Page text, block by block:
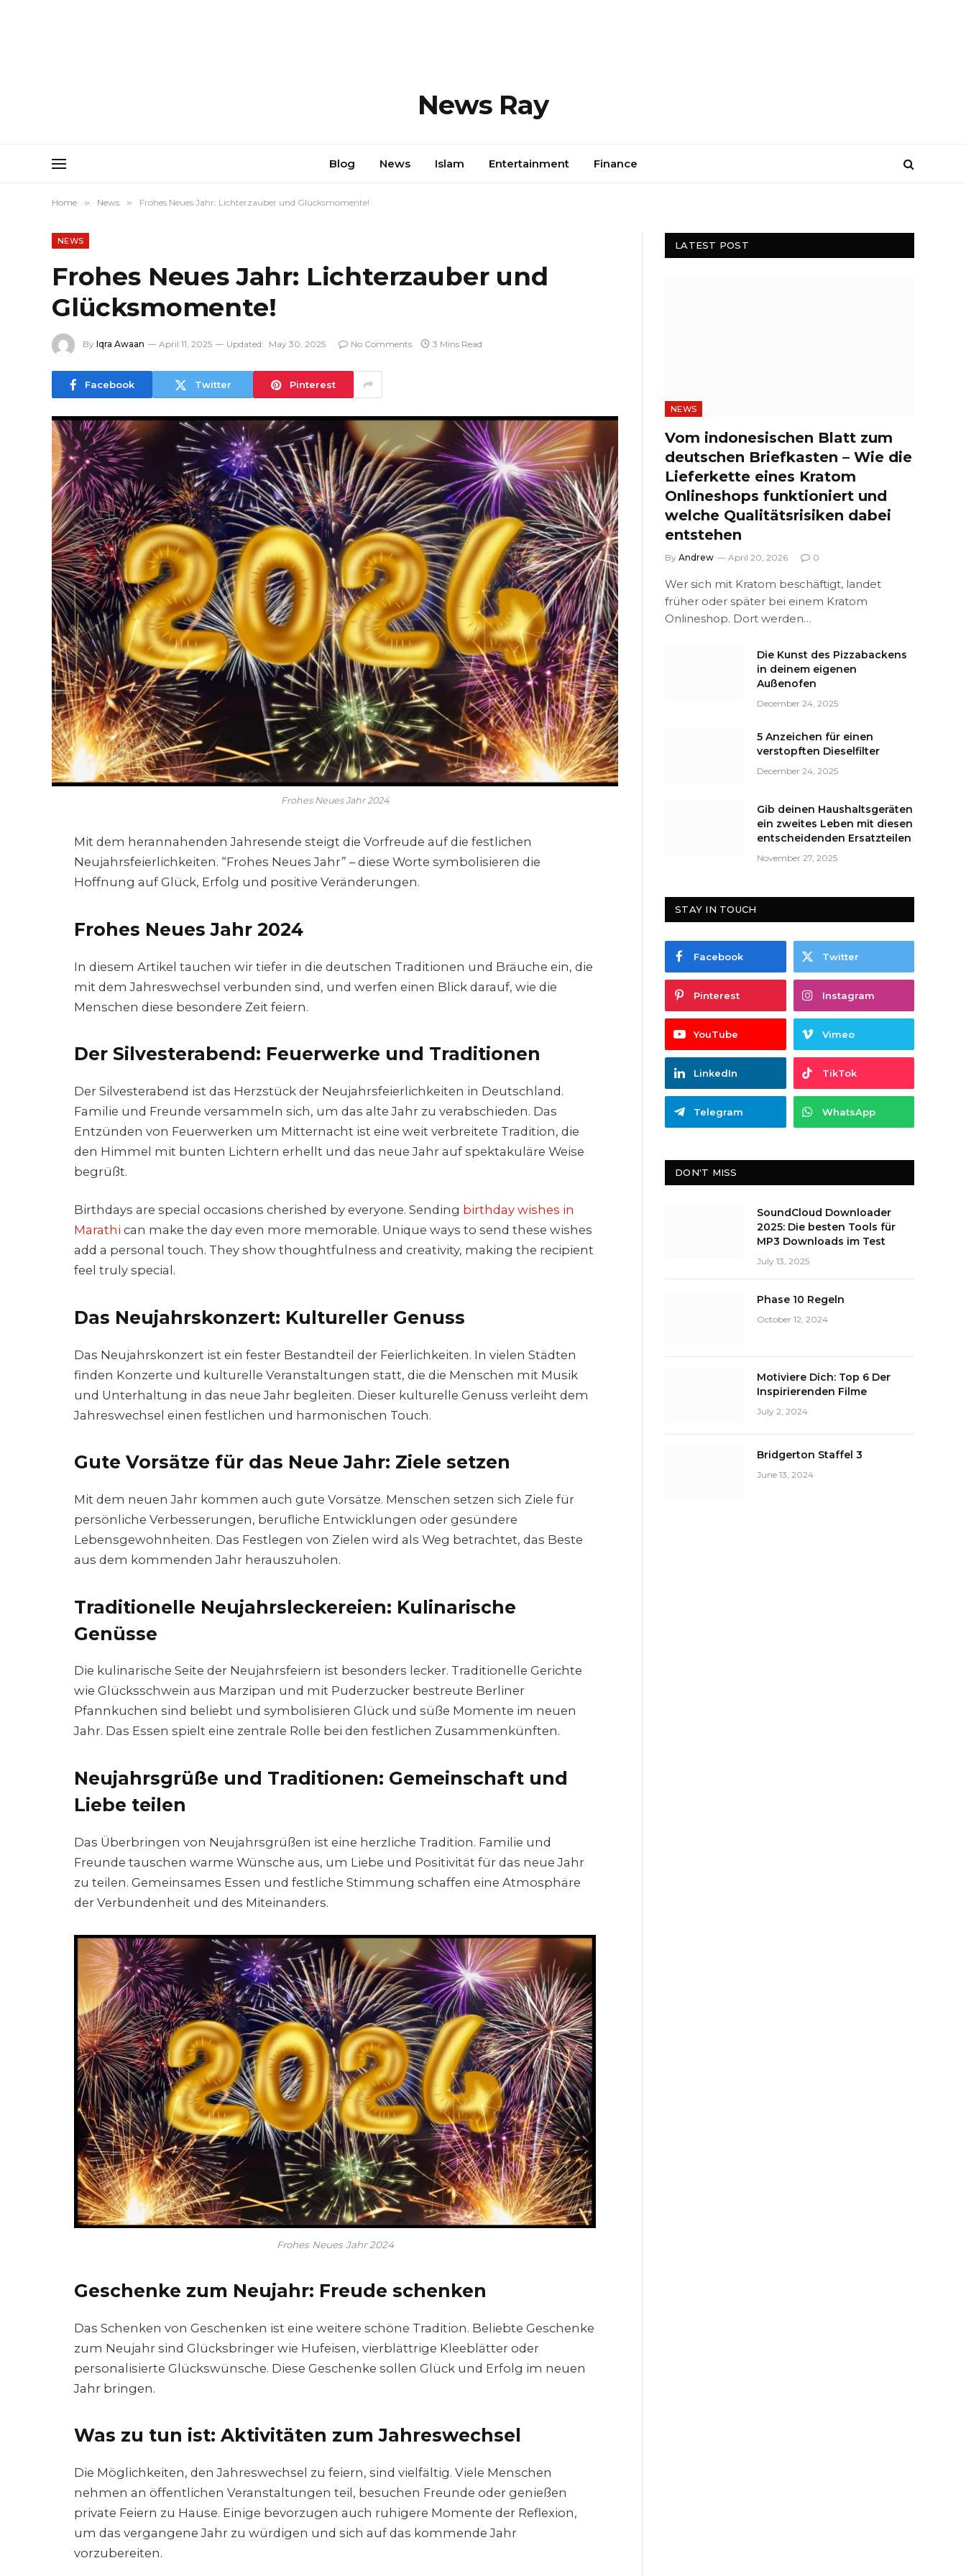
News Ray
Blog News Islam Entertainment Finance
Home » News » Frohes Neues Jahr: Lichterzauber und Glücksmomente!
NEWS
Frohes Neues Jahr: Lichterzauber und
Glücksmomente!
By Iqra Awaan April 11, 2025 Updated: May 30, 2025 No Comments 3 Mins Read
Facebook Twitter Pinterest
Frohes Neues Jahr 2024
Mit dem herannahenden Jahresende steigt die Vorfreude auf die festlichen
Neujahrsfeierlichkeiten. “Frohes Neues Jahr” – diese Worte symbolisieren die
Hoffnung auf Glück, Erfolg und positive Veränderungen.
Frohes Neues Jahr 2024
In diesem Artikel tauchen wir tiefer in die deutschen Traditionen und Bräuche ein, die
mit dem Jahreswechsel verbunden sind, und werfen einen Blick darauf, wie die
Menschen diese besondere Zeit feiern.
Der Silvesterabend: Feuerwerke und Traditionen
Der Silvesterabend ist das Herzstück der Neujahrsfeierlichkeiten in Deutschland.
Familie und Freunde versammeln sich, um das alte Jahr zu verabschieden. Das
Entzünden von Feuerwerken um Mitternacht ist eine weit verbreitete Tradition, die
den Himmel mit bunten Lichtern erhellt und das neue Jahr auf spektakuläre Weise
begrüßt.
Birthdays are special occasions cherished by everyone. Sending birthday wishes in
Marathi can make the day even more memorable. Unique ways to send these wishes
add a personal touch. They show thoughtfulness and creativity, making the recipient
feel truly special.
Das Neujahrskonzert: Kultureller Genuss
Das Neujahrskonzert ist ein fester Bestandteil der Feierlichkeiten. In vielen Städten
finden Konzerte und kulturelle Veranstaltungen statt, die die Menschen mit Musik
und Unterhaltung in das neue Jahr begleiten. Dieser kulturelle Genuss verleiht dem
Jahreswechsel einen festlichen und harmonischen Touch.
Gute Vorsätze für das Neue Jahr: Ziele setzen
Mit dem neuen Jahr kommen auch gute Vorsätze. Menschen setzen sich Ziele für
persönliche Verbesserungen, berufliche Entwicklungen oder gesündere
Lebensgewohnheiten. Das Festlegen von Zielen wird als Weg betrachtet, das Beste
aus dem kommenden Jahr herauszuholen.
Traditionelle Neujahrsleckereien: Kulinarische
Genüsse
Die kulinarische Seite der Neujahrsfeiern ist besonders lecker. Traditionelle Gerichte
wie Glücksschwein aus Marzipan und mit Puderzucker bestreute Berliner
Pfannkuchen sind beliebt und symbolisieren Glück und süße Momente im neuen
Jahr. Das Essen spielt eine zentrale Rolle bei den festlichen Zusammenkünften.
Neujahrsgrüße und Traditionen: Gemeinschaft und
Liebe teilen
Das Überbringen von Neujahrsgrüßen ist eine herzliche Tradition. Familie und
Freunde tauschen warme Wünsche aus, um Liebe und Positivität für das neue Jahr
zu teilen. Gemeinsames Essen und festliche Stimmung schaffen eine Atmosphäre
der Verbundenheit und des Miteinanders.
Frohes Neues Jahr 2024
Geschenke zum Neujahr: Freude schenken
Das Schenken von Geschenken ist eine weitere schöne Tradition. Beliebte Geschenke
zum Neujahr sind Glücksbringer wie Hufeisen, vierblättrige Kleeblätter oder
personalisierte Glückswünsche. Diese Geschenke sollen Glück und Erfolg im neuen
Jahr bringen.
Was zu tun ist: Aktivitäten zum Jahreswechsel
Die Möglichkeiten, den Jahreswechsel zu feiern, sind vielfältig. Viele Menschen
nehmen an öffentlichen Veranstaltungen teil, besuchen Freunde oder genießen
private Feiern zu Hause. Einige bevorzugen auch ruhigere Momente der Reflexion,
um das vergangene Jahr zu würdigen und sich auf das kommende Jahr
vorzubereiten.
LATEST POST
NEWS
Vom indonesischen Blatt zum
deutschen Briefkasten – Wie die
Lieferkette eines Kratom
Onlineshops funktioniert und
welche Qualitätsrisiken dabei
entstehen
By Andrew April 20, 2026 0
Wer sich mit Kratom beschäftigt, landet
früher oder später bei einem Kratom
Onlineshop. Dort werden…
Die Kunst des Pizzabackens
in deinem eigenen
Außenofen
December 24, 2025
5 Anzeichen für einen
verstopften Dieselfilter
December 24, 2025
Gib deinen Haushaltsgeräten
ein zweites Leben mit diesen
entscheidenden Ersatzteilen
November 27, 2025
STAY IN TOUCH
Facebook Twitter
Pinterest Instagram
YouTube Vimeo
LinkedIn TikTok
Telegram WhatsApp
DON'T MISS
SoundCloud Downloader
2025: Die besten Tools für
MP3 Downloads im Test
July 13, 2025
Phase 10 Regeln
October 12, 2024
Motiviere Dich: Top 6 Der
Inspirierenden Filme
July 2, 2024
Bridgerton Staffel 3
June 13, 2024